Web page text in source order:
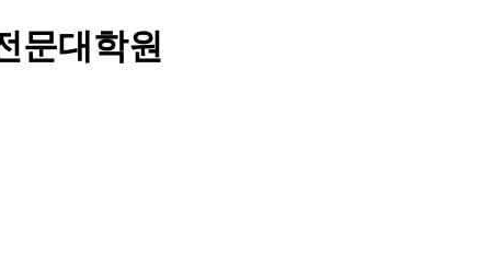
문대학원